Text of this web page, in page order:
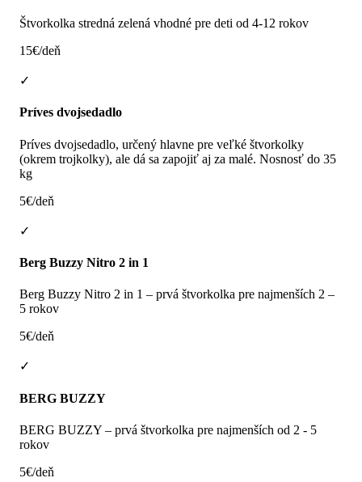
Štvorkolka stredná zelená vhodné pre deti od 4-12 rokov
15€/deň
✓
Príves dvojsedadlo
Príves dvojsedadlo, určený hlavne pre veľké štvorkolky
(okrem trojkolky), ale dá sa zapojiť aj za malé. Nosnosť do 35
kg
5€/deň
✓
Berg Buzzy Nitro 2 in 1
Berg Buzzy Nitro 2 in 1 – prvá štvorkolka pre najmenších 2 –
5 rokov
5€/deň
✓
BERG BUZZY
BERG BUZZY – prvá štvorkolka pre najmenších od 2 - 5
rokov
5€/deň